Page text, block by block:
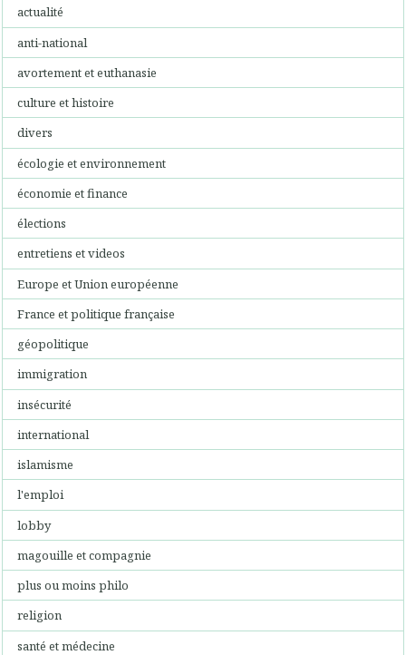
actualité
anti-national
avortement et euthanasie
culture et histoire
divers
écologie et environnement
économie et finance
élections
entretiens et videos
Europe et Union européenne
France et politique française
géopolitique
immigration
insécurité
international
islamisme
l'emploi
lobby
magouille et compagnie
plus ou moins philo
religion
santé et médecine